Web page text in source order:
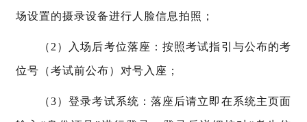
场设置的摄录设备进行人脸信息拍照；
（2）入场后考位落座：按照考试指引与公布的考
位号（考试前公布）对号入座；
（3）登录考试系统：落座后请立即在系统主页面